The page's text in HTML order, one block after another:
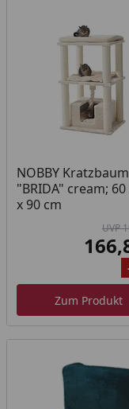
NOBBY Kratzbaum
"BRIDA" cream; 60
x 90 cm
UVP
Zum Produkt